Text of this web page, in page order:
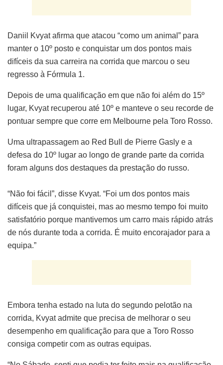
Daniil Kvyat afirma que atacou “como um animal” para
manter o 10º posto e conquistar um dos pontos mais
difíceis da sua carreira na corrida que marcou o seu
regresso à Fórmula 1.
Depois de uma qualificação em que não foi além do 15º
lugar, Kvyat recuperou até 10º e manteve o seu recorde de
pontuar sempre que corre em Melbourne pela Toro Rosso.
Uma ultrapassagem ao Red Bull de Pierre Gasly e a
defesa do 10º lugar ao longo de grande parte da corrida
foram alguns dos destaques da prestação do russo.
“Não foi fácil”, disse Kvyat. “Foi um dos pontos mais
difíceis que já conquistei, mas ao mesmo tempo foi muito
satisfatório porque mantivemos um carro mais rápido atrás
de nós durante toda a corrida. É muito encorajador para a
equipa.”
Embora tenha estado na luta do segundo pelotão na
corrida, Kvyat admite que precisa de melhorar o seu
desempenho em qualificação para que a Toro Rosso
consiga competir com as outras equipas.